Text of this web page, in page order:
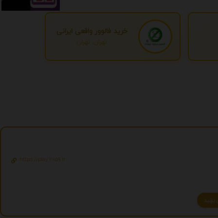
خرید فالوور واقعی ایرانی
تهران، تهران
https://play.2059.ir